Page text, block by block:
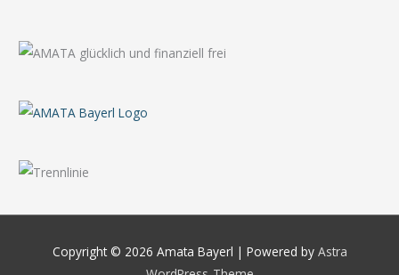
Copyright © 2026 Amata Bayerl | Powered by Astra